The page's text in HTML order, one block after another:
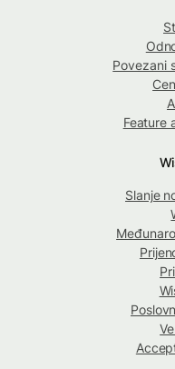
Povezani
Feature
Slanje